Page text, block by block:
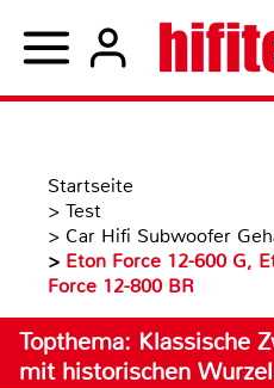
Startseite
> Test
> Car Hifi Subwoofer
> Eton Force 12-600 G,
Force 12-800 BR
Topthema: Klassische
mit historischen